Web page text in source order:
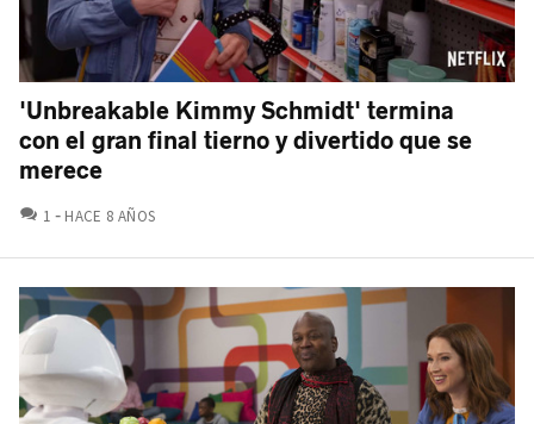
'Unbreakable Kimmy Schmidt' termina
con el gran final tierno y divertido que se
merece
1 COMENTARIOS
HACE 8 AÑOS